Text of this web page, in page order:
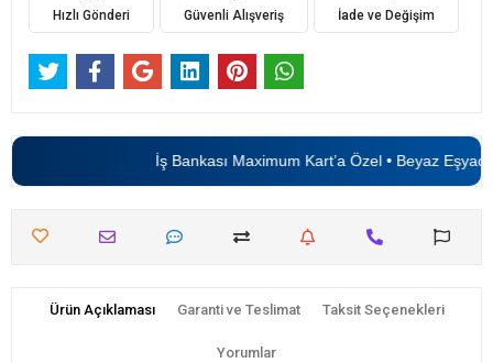
Hızlı Gönderi Güvenli Alışveriş İade ve Değişim
İş Bankası Maximum Kart’a Özel • Beyaz Eşyada
Ürün Açıklaması Garanti ve Teslimat Taksit Seçenekleri
Yorumlar